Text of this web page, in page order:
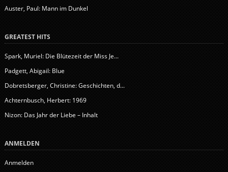
Auster, Paul: Mann im Dunkel
GREATEST HITS
Spark, Muriel: Die Blütezeit der Miss Je...
Padgett, Abigail: Blue
Dobretsberger, Christine: Geschichten, d...
Achternbusch, Herbert: 1969
Nizon: Das Jahr der Liebe – Inhalt
ANMELDEN
Anmelden